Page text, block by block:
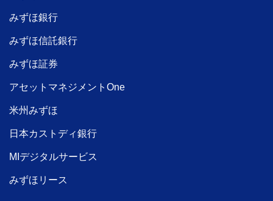
みずほ銀行
みずほ信託銀行
みずほ証券
アセットマネジメントOne
米州みずほ
日本カストディ銀行
MIデジタルサービス
みずほリース